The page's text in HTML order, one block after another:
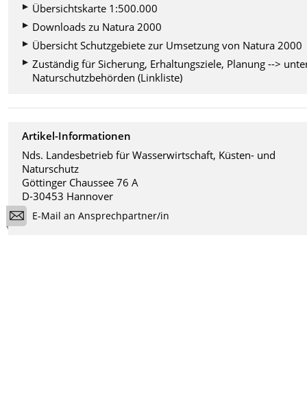
Übersichtskarte 1:500.000
Downloads zu Natura 2000
Übersicht Schutzgebiete zur Umsetzung von Natura 2000
Zuständig für Sicherung, Erhaltungsziele, Planung -->
Naturschutzbehörden (Linkliste)
Artikel-Informationen
Nds. Landesbetrieb für Wasserwirtschaft, Küsten- und
Naturschutz
Göttinger Chaussee 76 A
D-30453 Hannover
E-Mail an Ansprechpartner/in